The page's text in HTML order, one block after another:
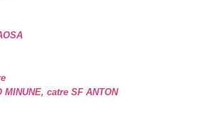
MINUNE, catre SF ANTON